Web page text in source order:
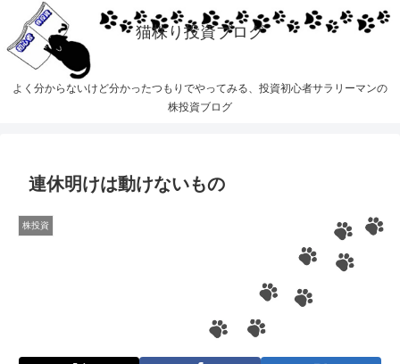
猫株り投資ブログ
よく分からないけど分かったつもりでやってみる、投資初心者サラリーマンの
株投資ブログ
連休明けは動けないもの
株投資